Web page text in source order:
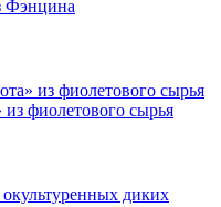
Фэнцина
фиолетового сырья